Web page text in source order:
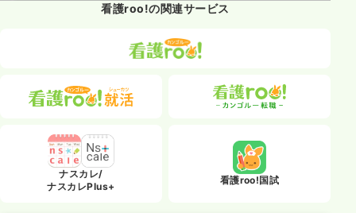
看護roo!の関連サービス
ナスカレ/
ナスカレPlus+
看護roo!国試